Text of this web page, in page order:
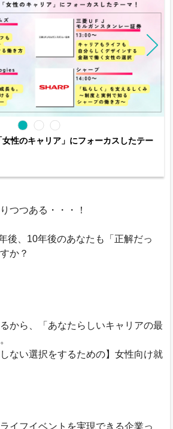
性のキャリア」にフォーカスしたテー
つつある・・・！
後、10年後のあなたも「正解だっ
か？
から、「あなたらしいキャリアの最
ない選択をするための】女性向け就
イフイベントを実現できる企業っ